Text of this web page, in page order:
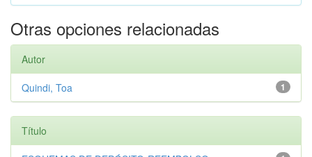
Otras opciones relacionadas
Autor
1
Quindi, Toa
Título